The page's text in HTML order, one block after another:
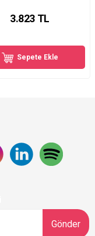
3.823 TL
Sepete Ekle
Gönder